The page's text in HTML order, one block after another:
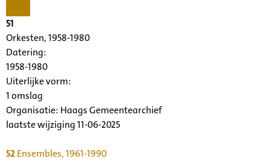
51
Orkesten, 1958-1980
Datering:
1958-1980
Uiterlijke vorm:
1 omslag
Organisatie: Haags Gemeentearchief
laatste wijziging 11-06-2025
52Ensembles, 1961-1990